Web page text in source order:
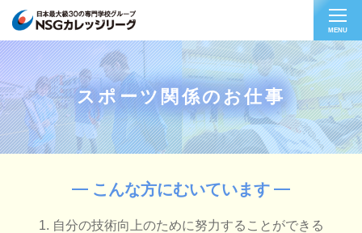
MENU
スポーツ関係のお仕事
こんな方にむいています
自分の技術向上のために努力することができる